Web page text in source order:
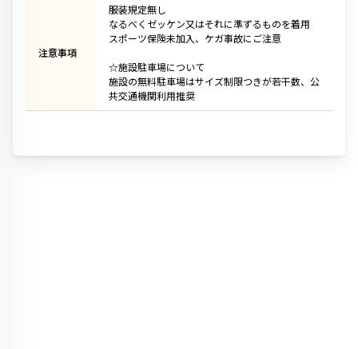
注意事項
服装規定無し
なるべくゼッケン又はそれに準ずるものを着用
スポーツ保険未加入、ケガ事故にご注意
☆施設駐車場について
施設の無料駐車場はサイズ制限つきが若干数、公
共交通機関利用推奨